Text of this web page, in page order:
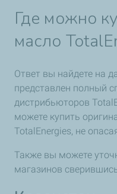
Где можно
масло
Ответ вы найдете на
представлен полный
дистрибьюторов
можете купить
TotalEnergies, не
Также вы можете
магазинов